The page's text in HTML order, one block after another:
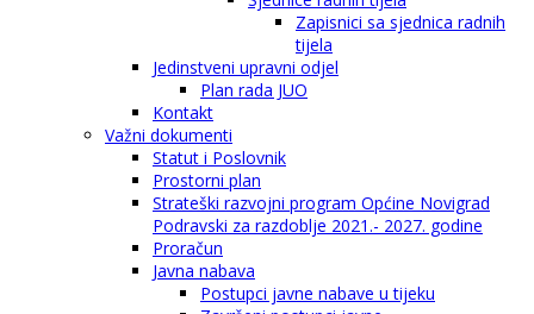
Zapisnici sa sjednica radnih
tijela
Jedinstveni upravni odjel
Plan rada JUO
Kontakt
Važni dokumenti
Statut i Poslovnik
Prostorni plan
Strateški razvojni program Općine Novigrad
Podravski za razdoblje 2021.- 2027. godine
Proračun
Javna nabava
Postupci javne nabave u tijeku